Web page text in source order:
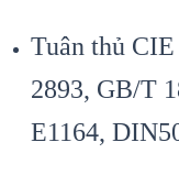
Tuân thủ
2893, GB/T
E1164,